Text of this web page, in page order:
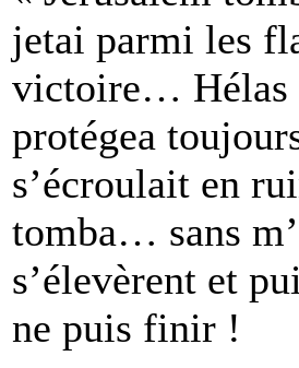
jetai parmi les
victoire… Hélas
protégea
s’écroulait en
tomba… sans
s’élevèrent et
ne puis finir !